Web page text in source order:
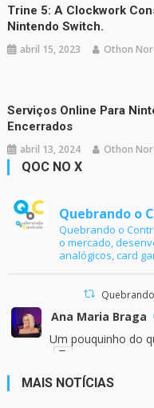
Trine 5: A Clockwork
Nintendo Switch.
abril 15, 2023 Othon
Serviços Online Para
Encerrados
abril 13, 2024 Othon
QOC NO X
Quebrando o
Quebrando o
o mercado,
analógicos, card
Ana Maria Braga
Um pouquinho do
MAIS NOTÍCIAS